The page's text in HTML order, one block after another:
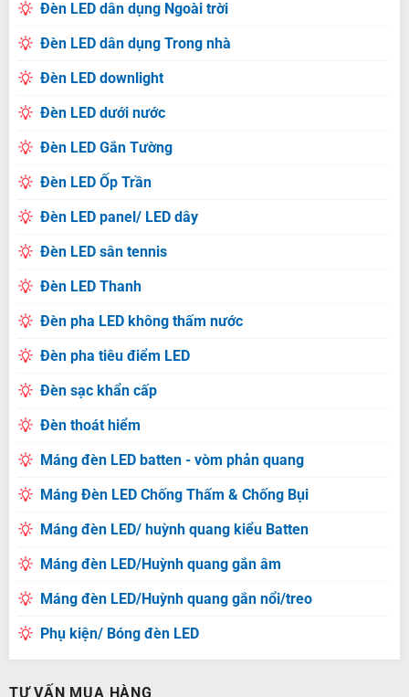
Đèn LED dân dụng Ngoài trời
Đèn LED dân dụng Trong nhà
Đèn LED downlight
Đèn LED dưới nước
Đèn LED Gắn Tường
Đèn LED Ốp Trần
Đèn LED panel/ LED dây
Đèn LED sân tennis
Đèn LED Thanh
Đèn pha LED không thấm nước
Đèn pha tiêu điểm LED
Đèn sạc khẩn cấp
Đèn thoát hiểm
Máng đèn LED batten - vòm phản quang
Máng Đèn LED Chống Thấm & Chống Bụi
Máng đèn LED/ huỳnh quang kiểu Batten
Máng đèn LED/Huỳnh quang gắn âm
Máng đèn LED/Huỳnh quang gắn nổi/treo
Phụ kiện/ Bóng đèn LED
TƯ VẤN MUA HÀNG